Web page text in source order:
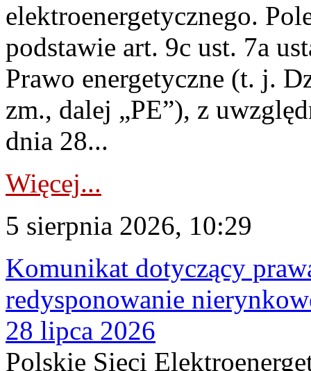
elektroenergetycznego.
podstawie art. 9c ust. 7a
Prawo energetyczne (t. j.
zm., dalej „PE”), z
dnia 28...
Więcej...
5 sierpnia 2026, 10:29
Komunikat dotyczący
redysponowanie
28 lipca 2026
Polskie Sieci